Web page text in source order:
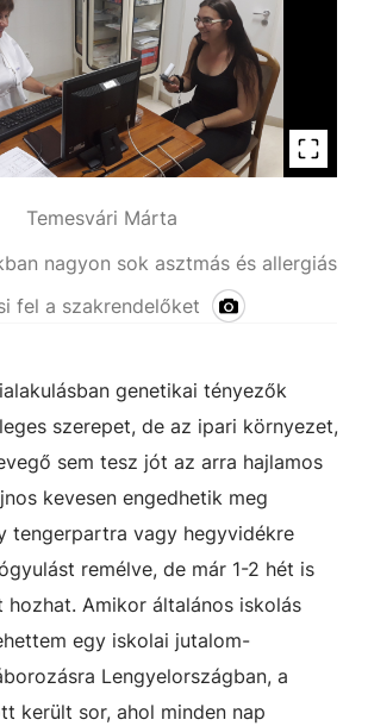
Temesvári Márta
nagyon sok asztmás és allergiás
fel a szakrendelőket
genetikai tényezők
szerepet, de az ipari környezet,
sem tesz jót az arra hajlamos
kevesen engedhetik meg
tengerpartra vagy hegyvidékre
remélve, de már 1-2 hét is
hozhat. Amikor általános iskolás
egy iskolai jutalom-
Lengyelországban, a
került sor, ahol minden nap